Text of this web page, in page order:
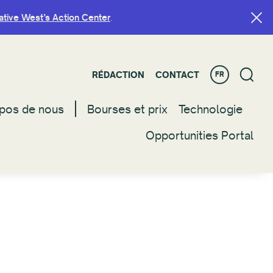
West’s Action Center.
RÉDACTION CONTACT FR
de nous Bourses et prix
Technologie
Opportunities Portal
West’s Action Center.
RÉDACTION CONTACT FR
de nous Bourses et prix
Technologie
Opportunities Portal